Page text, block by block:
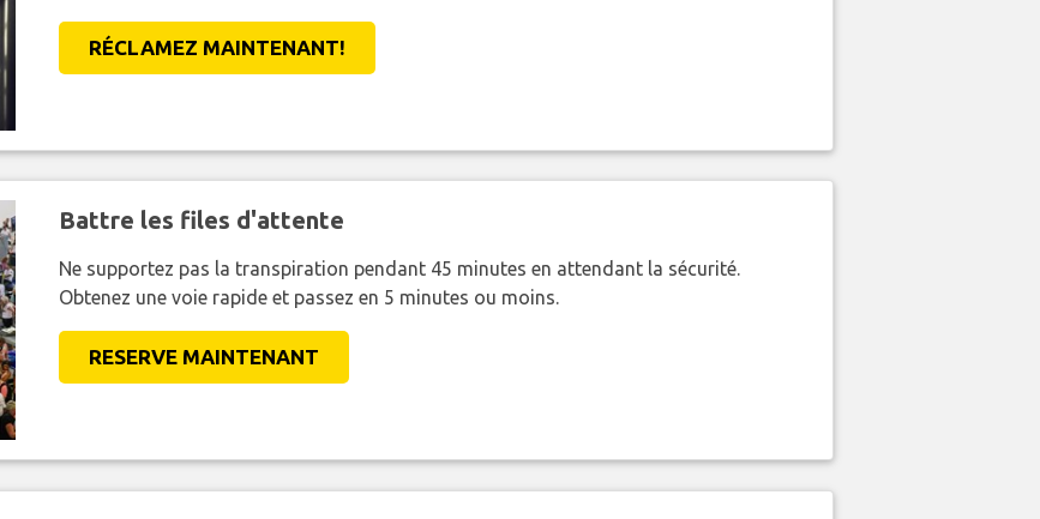
RÉCLAMEZ MAINTENANT!
Battre les files d'attente
Ne supportez pas la transpiration pendant 45 minutes en attendant la sécurité.
Obtenez une voie rapide et passez en 5 minutes ou moins.
RESERVE MAINTENANT